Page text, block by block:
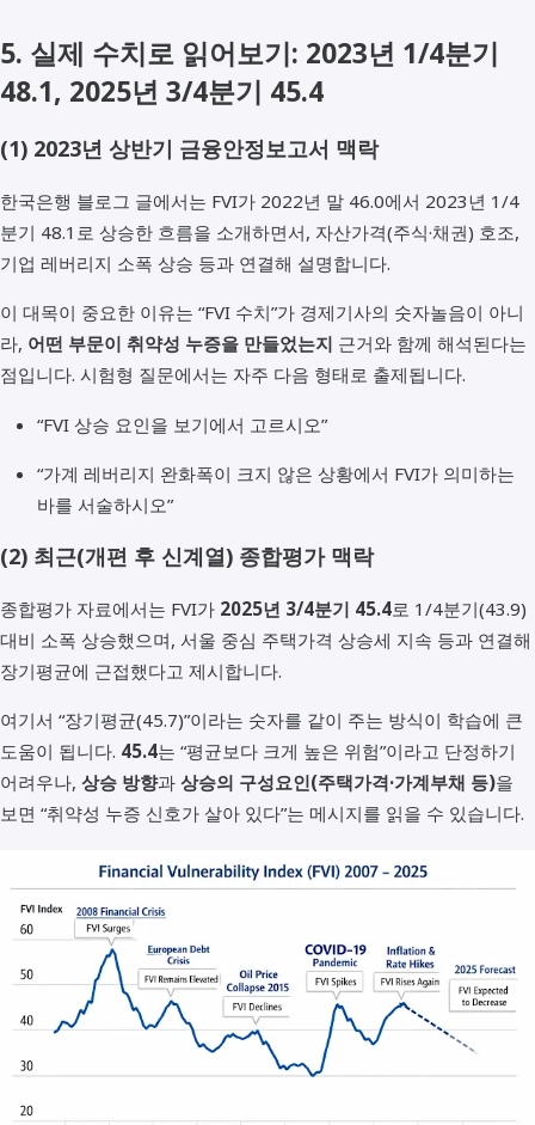
5. 실제 수치로 읽어보기: 2023년 1/4분기
48.1, 2025년 3/4분기 45.4
(1) 2023년 상반기 금융안정보고서 맥락
한국은행 블로그 글에서는 FVI가 2022년 말 46.0에서 2023년 1/4
분기 48.1로 상승한 흐름을 소개하면서, 자산가격(주식·채권) 호조,
기업 레버리지 소폭 상승 등과 연결해 설명합니다.
이 대목이 중요한 이유는 “FVI 수치”가 경제기사의 숫자놀음이 아니
라, 어떤 부문이 취약성 누증을 만들었는지 근거와 함께 해석된다는
점입니다. 시험형 질문에서는 자주 다음 형태로 출제됩니다.
“FVI 상승 요인을 보기에서 고르시오”
“가계 레버리지 완화폭이 크지 않은 상황에서 FVI가 의미하는
바를 서술하시오”
(2) 최근(개편 후 신계열) 종합평가 맥락
종합평가 자료에서는 FVI가 2025년 3/4분기 45.4로 1/4분기(43.9)
대비 소폭 상승했으며, 서울 중심 주택가격 상승세 지속 등과 연결해
장기평균에 근접했다고 제시합니다.
여기서 “장기평균(45.7)”이라는 숫자를 같이 주는 방식이 학습에 큰
도움이 됩니다. 45.4는 “평균보다 크게 높은 위험”이라고 단정하기
어려우나, 상승 방향과 상승의 구성요인(주택가격·가계부채 등)을
보면 “취약성 누증 신호가 살아 있다”는 메시지를 읽을 수 있습니다.